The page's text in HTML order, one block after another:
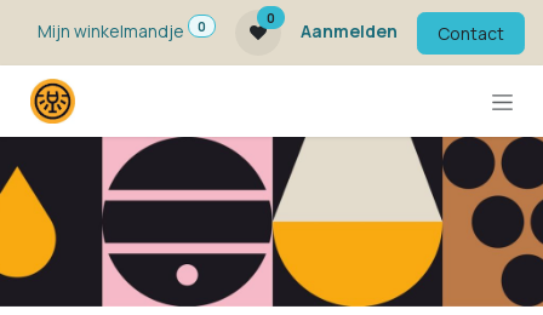
Mijn winkelmandje
0
0
Aanmelden Contact